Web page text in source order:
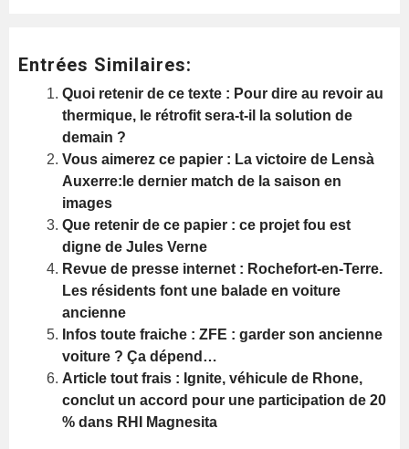
Entrées Similaires:
Quoi retenir de ce texte : Pour dire au revoir au
thermique, le rétrofit sera-t-il la solution de
demain ?
Vous aimerez ce papier : La victoire de Lensà
Auxerre:le dernier match de la saison en
images
Que retenir de ce papier : ce projet fou est
digne de Jules Verne
Revue de presse internet : Rochefort-en-Terre.
Les résidents font une balade en voiture
ancienne
Infos toute fraiche : ZFE : garder son ancienne
voiture ? Ça dépend…
Article tout frais : Ignite, véhicule de Rhone,
conclut un accord pour une participation de 20
% dans RHI Magnesita